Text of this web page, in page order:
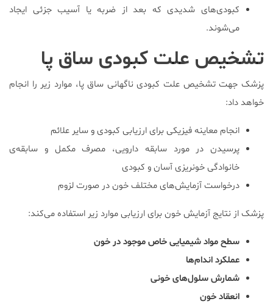
کبودی‌های شدیدی که بعد از ضربه یا آسیب جزئی ایجاد
می‌شوند.
تشخیص علت کبودی ساق پا
پزشک جهت تشخیص علت کبودی ناگهانی ساق پا، موارد زیر را انجام
خواهد داد:
انجام معاینه فیزیکی برای ارزیابی کبودی و سایر علائم
پرسیدن در مورد سابقه دارویی، مصرف مکمل و سابقه‌ی
خانوادگی خونریزی آسان و کبودی
درخواست آزمایش‌های مختلف خون در صورت لزوم
پزشک از نتایج آزمایش خون برای ارزیابی موارد زیر استفاده می‌کند:
سطح مواد شیمیایی خاص موجود در خون
عملکرد اندام‌ها
شمارش سلول‌های خونی
انعقاد خون